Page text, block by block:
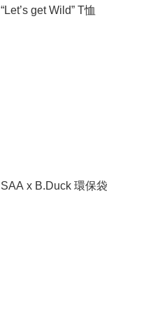
“Let’s get Wild” T恤
SAA x B.Duck 環保袋